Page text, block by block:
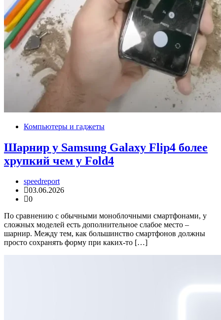
Компьютеры и гаджеты
Шарнир у Samsung Galaxy Flip4 более
хрупкий чем у Fold4
speedreport
03.06.2026
0
По сравнению с обычными моноблочными смартфонами, у
сложных моделей есть дополнительное слабое место –
шарнир. Между тем, как большинство смартфонов должны
просто сохранять форму при каких-то […]